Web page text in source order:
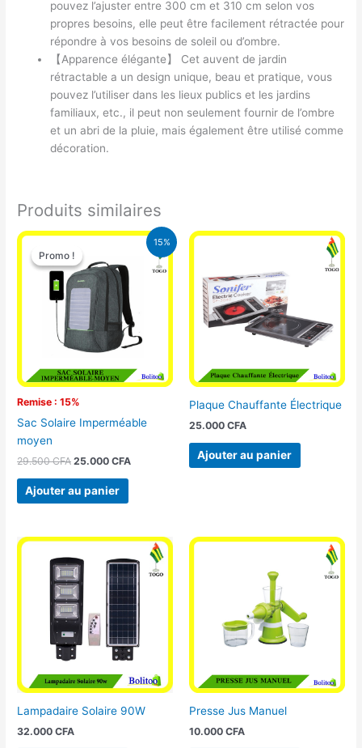
pouvez l’ajuster entre 300 cm et 310 cm selon vos
propres besoins, elle peut être facilement rétractée pour
répondre à vos besoins de soleil ou d’ombre.
【Apparence élégante】 Cet auvent de jardin
rétractable a un design unique, beau et pratique, vous
pouvez l’utiliser dans les lieux publics et les jardins
familiaux, etc., il peut non seulement fournir de l’ombre
et un abri de la pluie, mais également être utilisé comme
décoration.
Produits similaires
15%
Promo !
Remise : 15%
Promo !
Sac Solaire Imperméable
moyen
29.500CFA
Le
prix
initial
était :
29.500 CFA.
25.000CFA
Le
prix
actuel
Ajouter au panier
Plaque Chauffante Électrique
25.000 CFA
Ajouter au panier
Lampadaire Solaire 90W
32.000CFA
Presse Jus Manuel
10.000 CFA